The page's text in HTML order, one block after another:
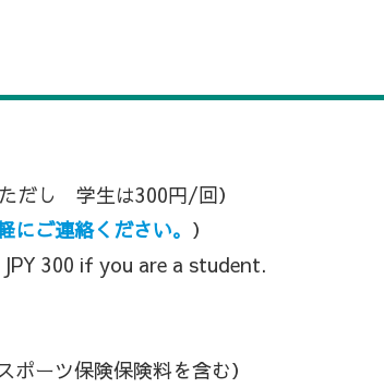
ただし 学生は300円/回）
ご連絡ください。 ）
300 if you are a student.
ーツ保険保険料を含む）